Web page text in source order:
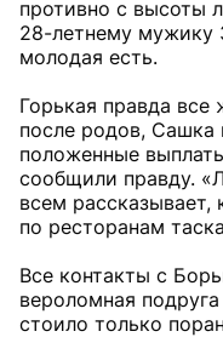
противно с высоты
28-летнему мужику
молодая есть.
Горькая правда
после родов, Сашка
положенные
сообщили правду.
всем рассказывает,
по ресторанам
Все контакты с
вероломная
стоило только